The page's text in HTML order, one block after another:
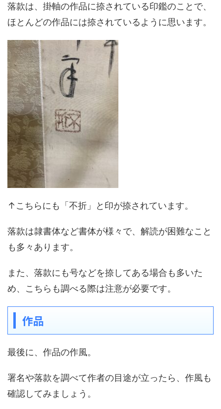
落款は、掛軸の作品に捺されている印鑑のことで、
ほとんどの作品には捺されているように思います。
↑こちらにも「不折」と印が捺されています。
落款は隷書体など書体が様々で、解読が困難なこと
も多々あります。
また、落款にも号などを捺してある場合も多いた
め、こちらも調べる際は注意が必要です。
作品
最後に、作品の作風。
署名や落款を調べて作者の目途が立ったら、作風も
確認してみましょう。